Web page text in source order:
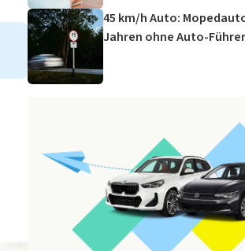
45 km/h Auto:
Jahren ohne Auto-